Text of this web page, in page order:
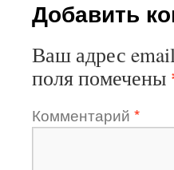
Добавить
Ваш адрес
поля помечены
Комментарий *